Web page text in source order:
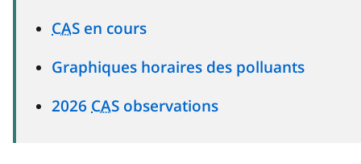
CAS en cours
Graphiques horaires des polluants
2026 CAS observations